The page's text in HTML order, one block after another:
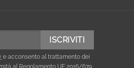
e acconsento al trattamento dei
al Regolamento UE 2016/679